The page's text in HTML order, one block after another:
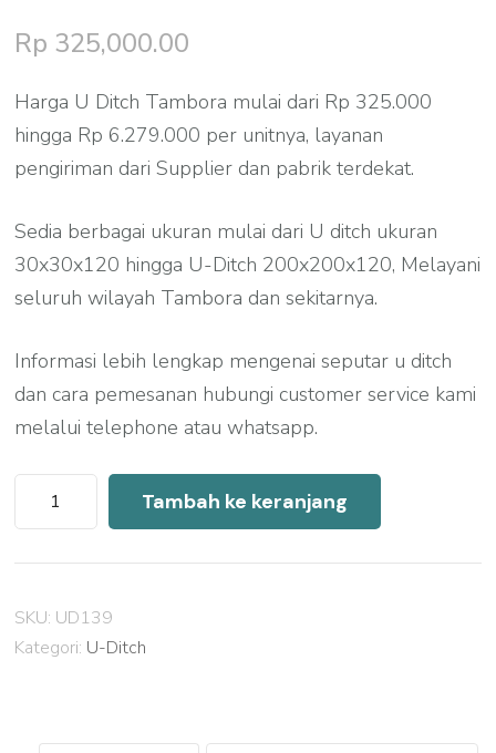
Rp 325,000.00
Harga U Ditch Tambora mulai dari Rp 325.000
hingga Rp 6.279.000 per unitnya, layanan
pengiriman dari Supplier dan pabrik terdekat.
Sedia berbagai ukuran mulai dari U ditch ukuran
30x30x120 hingga U-Ditch 200x200x120, Melayani
seluruh wilayah Tambora dan sekitarnya.
Informasi lebih lengkap mengenai seputar u ditch
dan cara pemesanan hubungi customer service kami
melalui telephone atau whatsapp.
Kuantitas
Harga
U
Precast
Tambora
Tambah ke keranjang
SKU: UD139
Kategori: U-Ditch